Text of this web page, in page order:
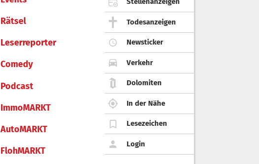
Rätsel
Leserreporter
Comedy
Podcast
ImmoMARKT
AutoMARKT
FlohMARKT
Todesanzeigen
Newsticker
Verkehr
Dolomiten
In der Nähe
Lesezeichen
Login